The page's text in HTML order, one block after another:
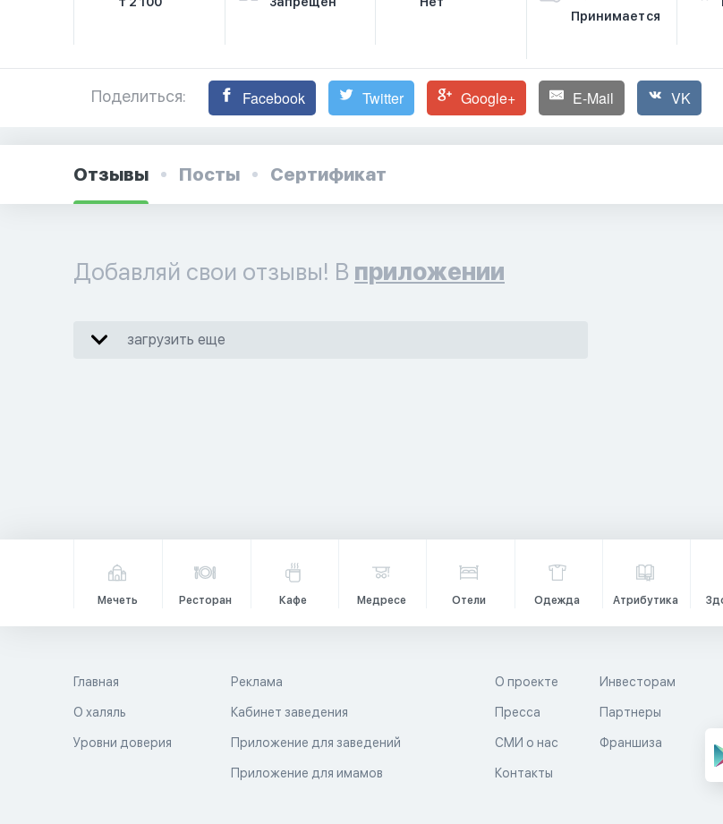
Принимается
Поделиться: Facebook Twitter Google+ E-Mail VK
Отзывы Посты Сертификат
Добавляй свои отзывы! В приложении
загрузить еще
Мечеть Ресторан Кафе Медресе Отели Одежда Атрибутика
Главная
О халяль
Уровни доверия
Реклама
Кабинет заведения
Приложение для заведений
Приложение для имамов
О проекте
Пресса
СМИ о нас
Контакты
Инвесторам
Партнеры
Франшиза